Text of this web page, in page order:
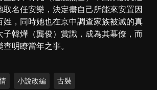
取名任安樂，決定盡自己所能來安置因
姓，同時她也在京中調查家族被滅的真
子韓燁（龔俊）賞識，成為其幕僚，而
明瞭當年之事。
小說改編 古裝